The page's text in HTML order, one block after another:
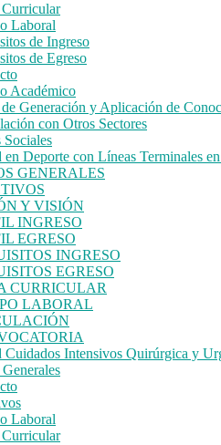
Laboral
de Ingreso
de Egreso
Académico
Generación y Aplicación de
con Otros Sectores
Sociales
en Deporte con Líneas Terminales
GENERALES
Y VISIÓN
INGRESO
EGRESO
INGRESO
EGRESO
CURRICULAR
LABORAL
Cuidados Intensivos Quirúrgica y
Laboral